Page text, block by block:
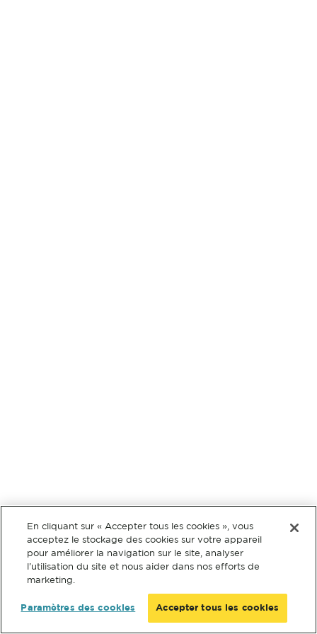
En cliquant sur « Accepter tous les cookies », vous
acceptez le stockage des cookies sur votre appareil
pour améliorer la navigation sur le site, analyser
l’utilisation du site et nous aider dans nos efforts de
marketing.
Paramètres des cookies Accepter tous les cookies